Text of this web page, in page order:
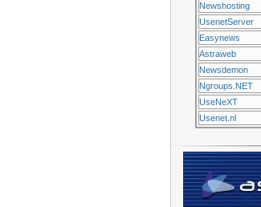
Newshosting
UsenetServer
Easynews
Astraweb
Newsdemon
Ngroups.NET
UseNeXT
Usenet.nl